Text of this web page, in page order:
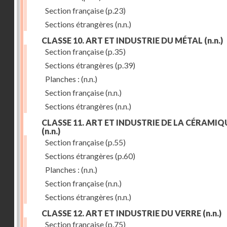
Section française(p.23)
Sections étrangères (n.n.)
CLASSE 10. ART ET INDUSTRIE DU MÉTAL (n.n.)
Section française(p.35)
Sections étrangères (p.39)
Planches : (n.n.)
Section française(n.n.)
Sections étrangères (n.n.)
CLASSE 11. ART ET INDUSTRIE DE LA
(n.n.)
Section française(p.55)
Sections étrangères (p.60)
Planches : (n.n.)
Section française(n.n.)
Sections étrangères (n.n.)
CLASSE 12. ART ET INDUSTRIE DU VERRE (n.n.)
Section française(p.75)